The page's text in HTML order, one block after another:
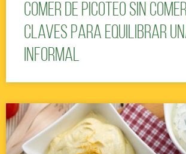
Comer de picoteo sin
claves para equilibrar
informal